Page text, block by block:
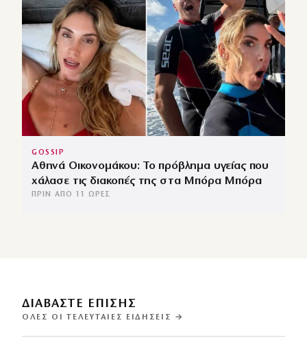
GOSSIP
Αθηνά Οικονομάκου: Το πρόβλημα υγείας που
χάλασε τις διακοπές της στα Μπόρα Μπόρα
ΠΡΙΝ ΑΠΌ 11 ΏΡΕΣ
ΔΙΑΒΑΣΤΕ ΕΠΙΣΗΣ
ΌΛΕΣ ΟΙ ΤΕΛΕΥΤΑΊΕΣ ΕΙΔΉΣΕΙΣ →